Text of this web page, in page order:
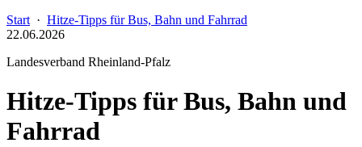
Start · Hitze-Tipps für Bus, Bahn und Fahrrad
22.06.2026
Landesverband Rheinland-Pfalz
Hitze-Tipps für Bus, Bahn und
Fahrrad